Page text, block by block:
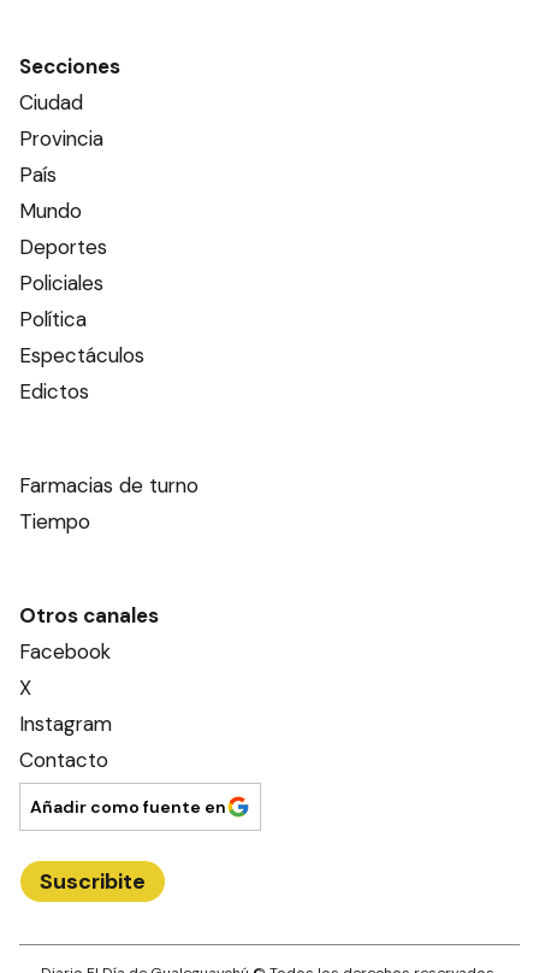
Secciones
Ciudad
Provincia
País
Mundo
Deportes
Policiales
Política
Espectáculos
Edictos
Farmacias de turno
Tiempo
Otros canales
Facebook
X
Instagram
Contacto
Añadir como fuente en
Suscribite